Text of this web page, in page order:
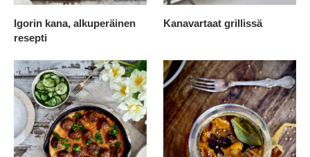
Igorin kana, alkuperäinen
resepti
Kanavartaat grillissä